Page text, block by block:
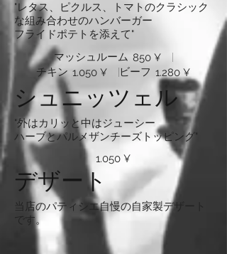
"レタス、ピクルス、トマトのクラシック
な組み合わせのハンバーガー
フライドポテトを添えて"
マッシュルーム 850 ¥
チキン 1.050 ¥ ビーフ 1.280 ¥
シュニッツェル
"外はカリッと中はジューシー
ハーブとパルメザンチーズトッピング"
1.050 ¥
デザート
当店のパティシエ自慢の自家製デザート
です。